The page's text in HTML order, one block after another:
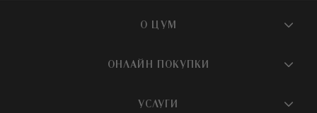
О ЦУМ
О магазине
Бутики и ПВЗ ЦУМ
ОНЛАЙН ПОКУПКИ
УСЛУГИ